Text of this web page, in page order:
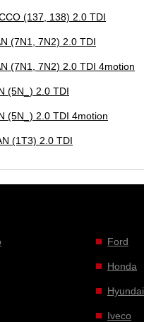
(137, 138) 2.0 TDI
(7N1, 7N2) 2.0 TDI
(7N1, 7N2) 2.0 TDI 4motion
(5N_) 2.0 TDI
(5N_) 2.0 TDI 4motion
(1T3) 2.0 TDI
Ford
Honda
Hyundai
Iveco